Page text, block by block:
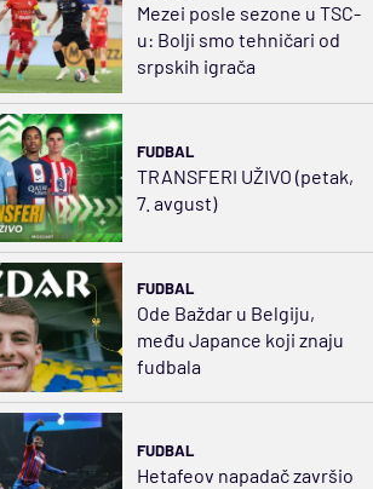
Mezei posle sezone u TSC-
u: Bolji smo tehničari od
srpskih igrača
FUDBAL
TRANSFERI UŽIVO (petak,
7. avgust)
FUDBAL
Ode Baždar u Belgiju,
među Japance koji znaju
fudbala
FUDBAL
Hetafeov napadač završio